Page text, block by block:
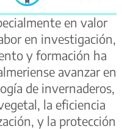
en valor
en investigación,
y formación ha
avanzar en
de invernaderos,
la eficiencia
y la protección